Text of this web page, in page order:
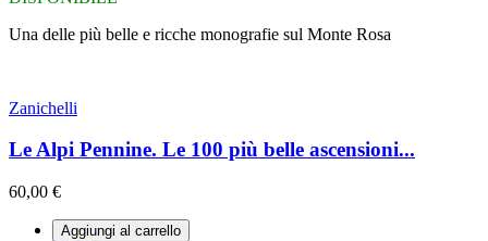
Una delle più belle e ricche monografie sul Monte Rosa
Zanichelli
Le Alpi Pennine. Le 100 più belle ascensioni...
60,00 €
Aggiungi al carrello